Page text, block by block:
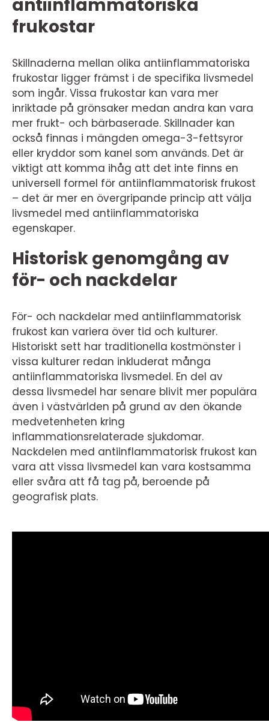
antiinflammatoriska
frukostar
Skillnaderna mellan olika antiinflammatoriska
frukostar ligger främst i de specifika livsmedel
som ingår. Vissa frukostar kan vara mer
inriktade på grönsaker medan andra kan vara
mer frukt- och bärbaserade. Skillnader kan
också finnas i mängden omega-3-fettsyror
eller kryddor som kanel som används. Det är
viktigt att komma ihåg att det inte finns en
universell formel för antiinflammatorisk frukost
– det är mer en övergripande princip att välja
livsmedel med antiinflammatoriska
egenskaper.
Historisk genomgång av
för- och nackdelar
För- och nackdelar med antiinflammatorisk
frukost kan variera över tid och kulturer.
Historiskt sett har traditionella kostmönster i
vissa kulturer redan inkluderat många
antiinflammatoriska livsmedel. En del av
dessa livsmedel har senare blivit mer populära
även i västvärlden på grund av den ökande
medvetenheten kring
inflammationsrelaterade sjukdomar.
Nackdelen med antiinflammatorisk frukost kan
vara att vissa livsmedel kan vara kostsamma
eller svåra att få tag på, beroende på
geografisk plats.